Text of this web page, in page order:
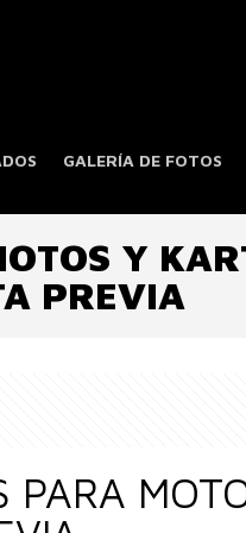
GALERÍA DE FOTOS
Y
PREVIA
PARA